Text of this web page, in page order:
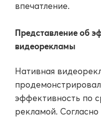
впечатление.
Представление об
видеорекламы
Нативная
эффективность по
рекламой. Согласно